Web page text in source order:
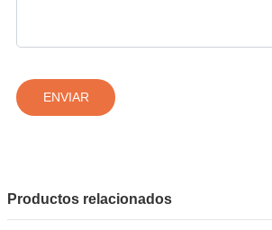
ENVIAR
Productos relacionados